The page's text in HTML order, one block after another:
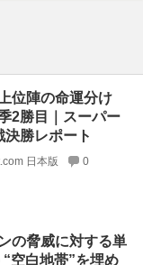
位陣の命運分け
2勝目｜スーパー
勝レポート
日本版 0
の脅威に対する単
空白地帯”を埋め